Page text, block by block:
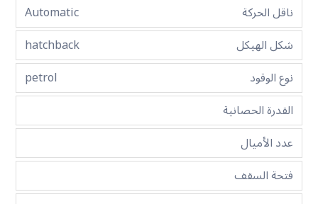
ناقل الحركة
Automatic
شكل الهيكل
hatchback
نوع الوقود
petrol
القدرة الحصانية
عدد الأميال
فتحة السقف